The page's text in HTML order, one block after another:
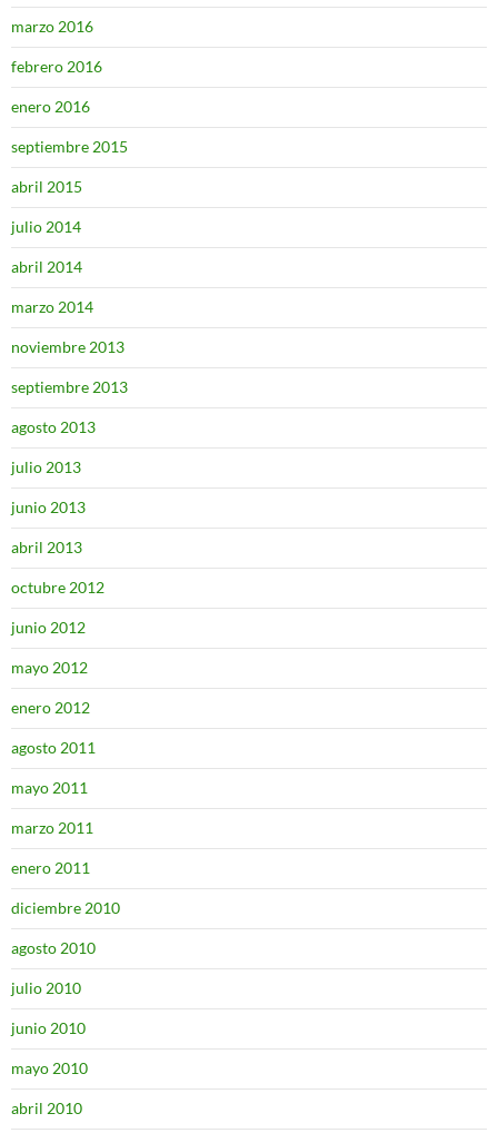
marzo 2016
febrero 2016
enero 2016
septiembre 2015
abril 2015
julio 2014
abril 2014
marzo 2014
noviembre 2013
septiembre 2013
agosto 2013
julio 2013
junio 2013
abril 2013
octubre 2012
junio 2012
mayo 2012
enero 2012
agosto 2011
mayo 2011
marzo 2011
enero 2011
diciembre 2010
agosto 2010
julio 2010
junio 2010
mayo 2010
abril 2010